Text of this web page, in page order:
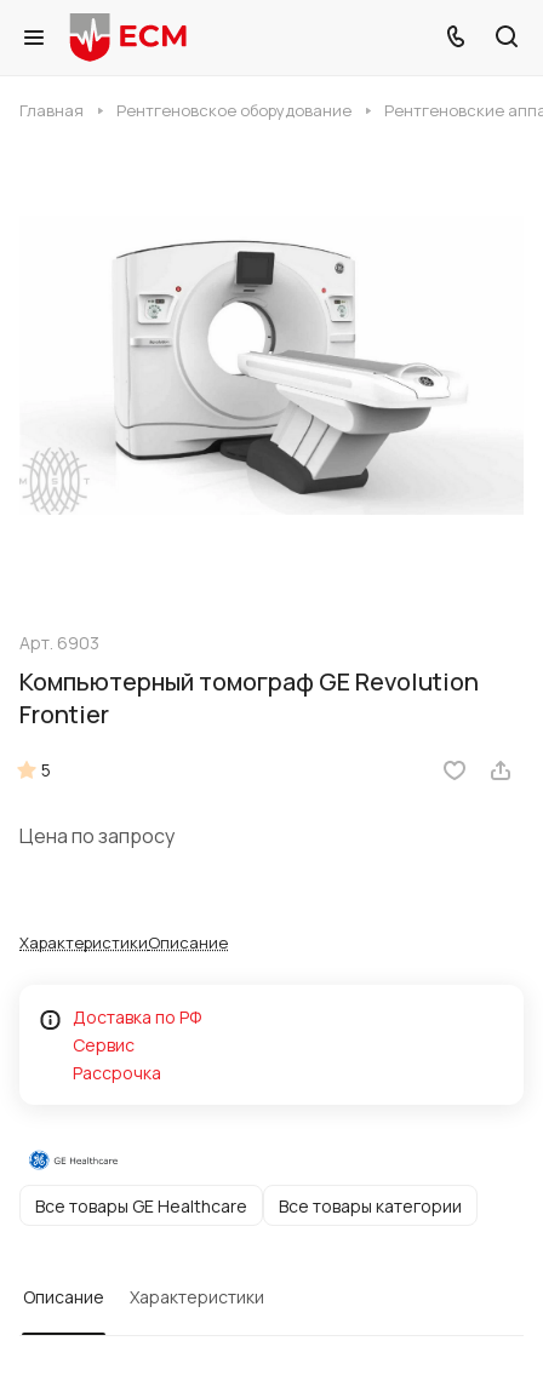
Главная Рентгеновское оборудование Рентгеновские
Арт. 6903
Компьютерный томограф GE Revolution
Frontier
5
Цена по запросу
ХарактеристикиОписание
Доставка по РФ
Сервис
Рассрочка
Все товары GE Healthcare Все товары категории
Описание Характеристики